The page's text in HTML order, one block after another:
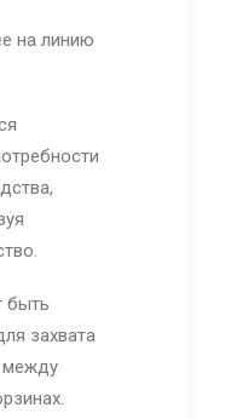
на линию
быть
захвата
между